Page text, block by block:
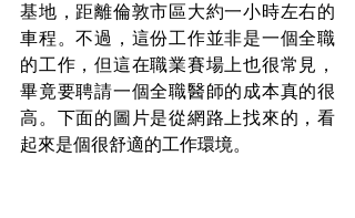
基地，距離倫敦市區大約一小時左右的
車程。不過，這份工作並非是一個全職
的工作，但這在職業賽場上也很常見，
畢竟要聘請一個全職醫師的成本真的很
高。下面的圖片是從網路上找來的，看
起來是個很舒適的工作環境。